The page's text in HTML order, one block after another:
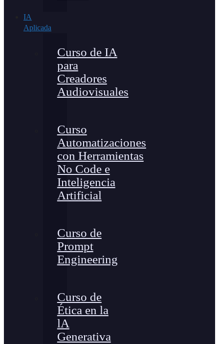
IA
Aplicada
Curso de IA
para
Creadores
Audiovisuales
Curso
Automatizaciones
con Herramientas
No Code e
Inteligencia
Artificial
Curso de
Prompt
Engineering
Curso de
Ética en la
lA
Generativa